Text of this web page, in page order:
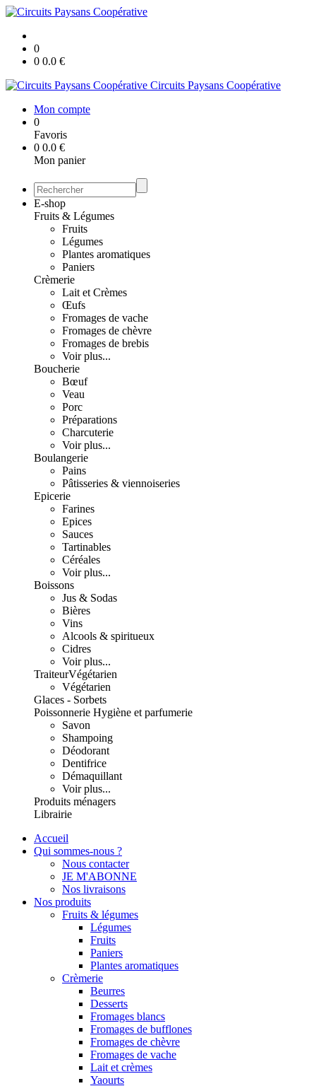
0
0 0.0 €
Circuits Paysans Coopérative
Mon compte
0
Favoris
0 0.0 €
Mon panier
E-shop
Fruits & Légumes
Fruits
Légumes
Plantes aromatiques
Paniers
Crèmerie
Lait et Crèmes
Œufs
Fromages de vache
Fromages de chèvre
Fromages de brebis
Voir plus...
Boucherie
Bœuf
Veau
Porc
Préparations
Charcuterie
Voir plus...
Boulangerie
Pains
Pâtisseries & viennoiseries
Epicerie
Farines
Epices
Sauces
Tartinables
Céréales
Voir plus...
Boissons
Jus & Sodas
Bières
Vins
Alcools & spiritueux
Cidres
Voir plus...
TraiteurVégétarien
Végétarien
Glaces - Sorbets
Poissonnerie Hygiène et parfumerie
Savon
Shampoing
Déodorant
Dentifrice
Démaquillant
Voir plus...
Produits ménagers
Librairie
Accueil
Qui sommes-nous ?
Nous contacter
JE M'ABONNE
Nos livraisons
Nos produits
Fruits & légumes
Légumes
Fruits
Paniers
Plantes aromatiques
Crèmerie
Beurres
Desserts
Fromages blancs
Fromages de bufflones
Fromages de chèvre
Fromages de vache
Lait et crèmes
Yaourts